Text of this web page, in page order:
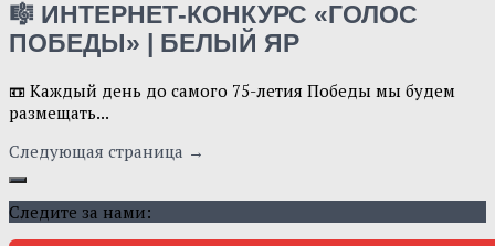
🎼 ИНТЕРНЕТ-КОНКУРС «ГОЛОС
ПОБЕДЫ» | БЕЛЫЙ ЯР
📼 Каждый день до самого 75-летия Победы мы будем
размещать...
Следующая страница →
Следите за нами: